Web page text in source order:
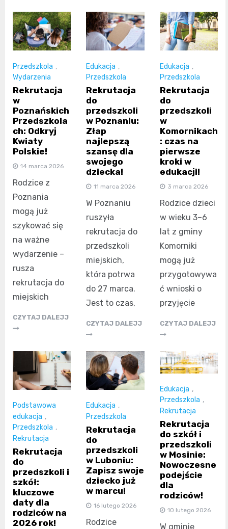
Przedszkola ,
Wydarzenia
Rekrutacja
w
Poznańskich
Przedszkola
ch: Odkryj
Kwiaty
Polskie!
14 marca 2026
Rodzice z
Poznania
mogą już
szykować się
na ważne
wydarzenie –
rusza
rekrutacja do
miejskich
CZYTAJ DALEJJ
Edukacja ,
Przedszkola
Rekrutacja
do
przedszkoli
w Poznaniu:
Złap
najlepszą
szansę dla
swojego
dziecka!
11 marca 2026
W Poznaniu
ruszyła
rekrutacja do
przedszkoli
miejskich,
która potrwa
do 27 marca.
Jest to czas,
CZYTAJ DALEJJ
Edukacja ,
Przedszkola
Rekrutacja
do
przedszkoli
w
Komornikach
: czas na
pierwsze
kroki w
edukacji!
3 marca 2026
Rodzice dzieci
w wieku 3–6
lat z gminy
Komorniki
mogą już
przygotowywa
ć wnioski o
przyjęcie
CZYTAJ DALEJJ
Podstawowa
edukacja ,
Przedszkola ,
Rekrutacja
Rekrutacja
do
przedszkoli i
szkół:
kluczowe
daty dla
rodziców na
2026 rok!
Edukacja ,
Przedszkola
Rekrutacja
do
przedszkoli
w Luboniu:
Zapisz swoje
dziecko już
w marcu!
16 lutego 2026
Rodzice
Edukacja ,
Przedszkola ,
Rekrutacja
Rekrutacja
do szkół i
przedszkoli
w Mosinie:
Nowoczesne
podejście
dla
rodziców!
10 lutego 2026
W gminie